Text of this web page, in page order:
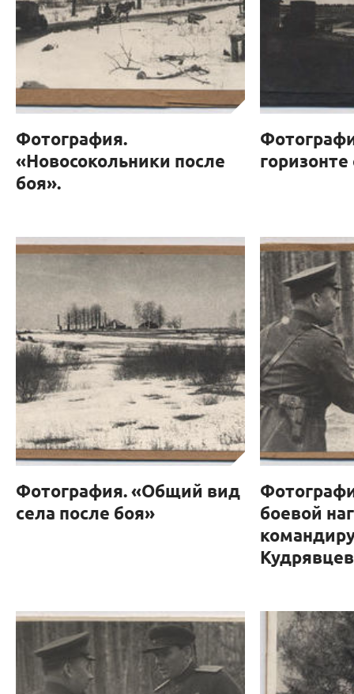
Фотография.
«Новосокольники после
боя».
Фотография. «Общий вид
села после боя»
боевой